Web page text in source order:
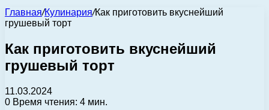
Главная/Кулинария/Как приготовить вкуснейший
грушевый торт
Как приготовить вкуснейший
грушевый торт
11.03.2024
0 Время чтения: 4 мин.